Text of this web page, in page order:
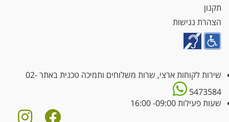
תקנון
הצהרת נגישות
שירות לקוחות ארצי, שרות משלוחים ותמיכה טכנית באתר02-
5473584
שעות פעילות 09:00- 16:00